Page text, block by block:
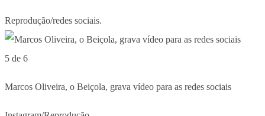
Reprodução/redes sociais.
5 de 6
Marcos Oliveira, o Beiçola, grava vídeo para as redes sociais